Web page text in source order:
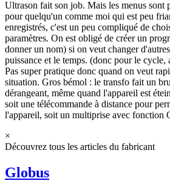
Ultrason fait son job. Mais les menus sont
pour quelqu'un comme moi qui est peu
enregistrés, c'est un peu compliqué de
paramètres. On est obligé de créer un
donner un nom) si on veut changer
puissance et le temps. (donc pour le cycle,
Pas super pratique donc quand on veut
situation. Gros bémol : le transfo fait un
dérangeant, même quand l'appareil est
soit une télécommande à distance pour
l'appareil, soit un multiprise avec fonction
×
Découvrez tous les articles du fabricant
Globus